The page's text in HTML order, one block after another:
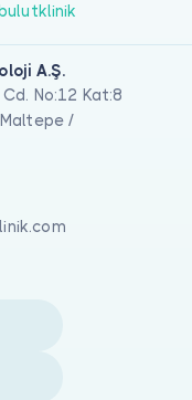
A.Ş.
No:12 Kat:8
/